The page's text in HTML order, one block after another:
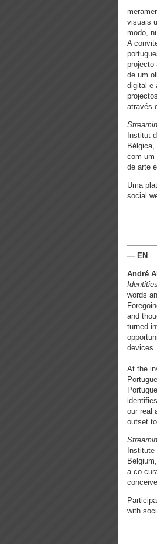
visuais
modo,
A
projecto
de um
digital e
através
Institut
com um
de arte
Uma
social
— EN
André
Identities
words
and
turned
devices.
–
At the
our real
outset
Institute
a co-
with